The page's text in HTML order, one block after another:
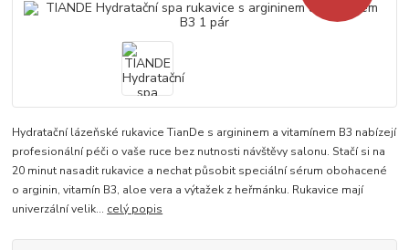
Hydratační lázeňské rukavice TianDe s argininem a vitamínem B3 nabízejí
profesionální péči o vaše ruce bez nutnosti návštěvy salonu. Stačí si na
20 minut nasadit rukavice a nechat působit speciální sérum obohacené
o arginin, vitamín B3, aloe vera a výtažek z heřmánku. Rukavice mají
univerzální velik... celý popis